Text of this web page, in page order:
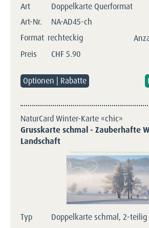
Art
Doppelkarte Querformat
Art-Nr.
NA-AD45-ch
Format rechteckig
Preis
CHF5.90
Optionen | Rabatte
NaturCard Winter-Karte «chic»
Grusskarte schmal - Zauberhafte
Landschaft
Typ
Doppelkarte schmal, 2-